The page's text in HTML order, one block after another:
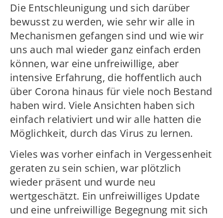
Die Entschleunigung und sich darüber
bewusst zu werden, wie sehr wir alle in
Mechanismen gefangen sind und wie wir
uns auch mal wieder ganz einfach erden
können, war eine unfreiwillige, aber
intensive Erfahrung, die hoffentlich auch
über Corona hinaus für viele noch Bestand
haben wird. Viele Ansichten haben sich
einfach relativiert und wir alle hatten die
Möglichkeit, durch das Virus zu lernen.
Vieles was vorher einfach in Vergessenheit
geraten zu sein schien, war plötzlich
wieder präsent und wurde neu
wertgeschätzt. Ein unfreiwilliges Update
und eine unfreiwillige Begegnung mit sich